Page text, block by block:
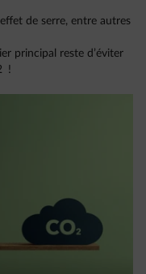
de serre, entre autres
principal reste d’éviter
!